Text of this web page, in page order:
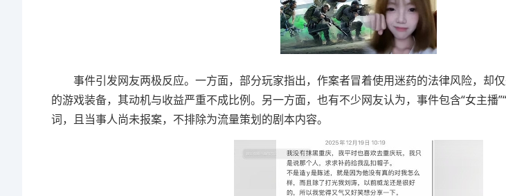
事件引发网友两极反应。一方面，部分玩家指出，作案者冒着使用迷药的法律风险，却
的游戏装备，其动机与收益严重不成比例。另一方面，也有不少网友认为，事件包含“女主播
词，且当事人尚未报案，不排除为流量策划的剧本内容。